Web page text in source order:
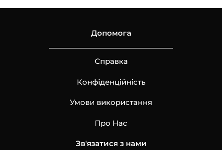
Допомога
Справка
Конфіденційність
Умови використання
Про Нас
Зв'язатися з нами